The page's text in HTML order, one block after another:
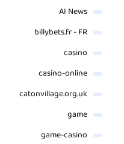
AI News
billybets.fr - FR
casino
casino-online
catonvillage.org.uk
game
game-casino